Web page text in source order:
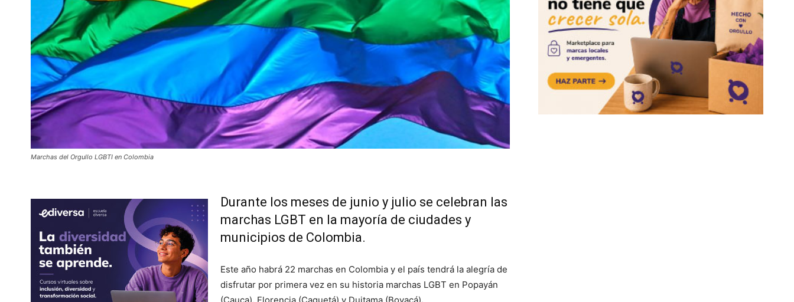
Marchas del Orgullo LGBTI en Colombia
Durante los meses de junio y julio se celebran las
marchas LGBT en la mayoría de ciudades y
municipios de Colombia.
Este año habrá 22 marchas en Colombia y el país tendrá la alegría de
disfrutar por primera vez en su historia marchas LGBT en Popayán